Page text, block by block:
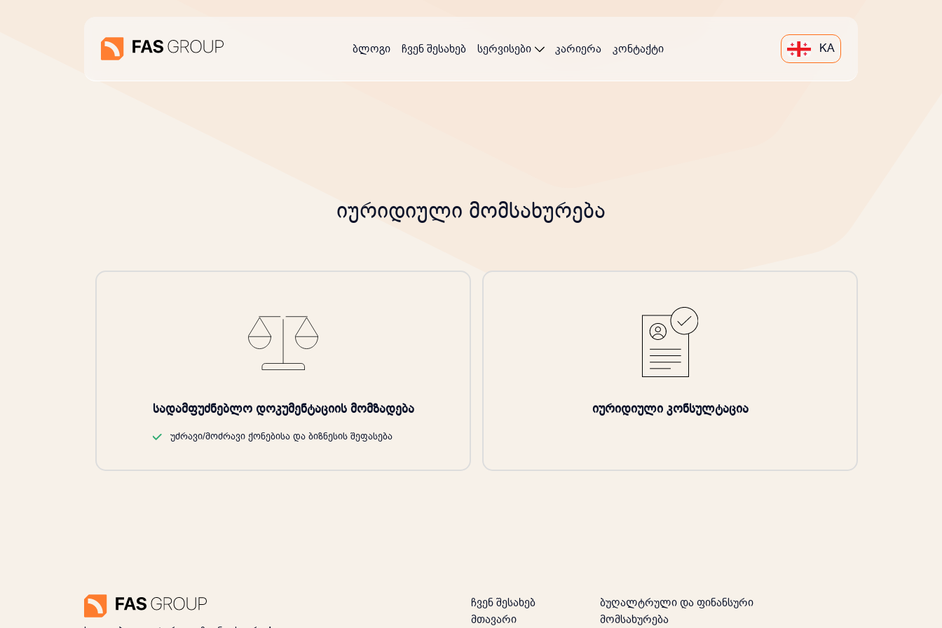
ბლოგი ჩვენ შესახებ სერვისები კარიერა კონტაქტი KA
იურიდიული მომსახურება
სადამფუძნებლო დოკუმენტაციის მომზადება
უძრავი/მოძრავი ქონებისა და ბიზნესის შეფასება
იურიდიული კონსულტაცია
ჩვენ შესახებ
მთავარი
ბუღალტრული და ფინანსური
მომსახურება